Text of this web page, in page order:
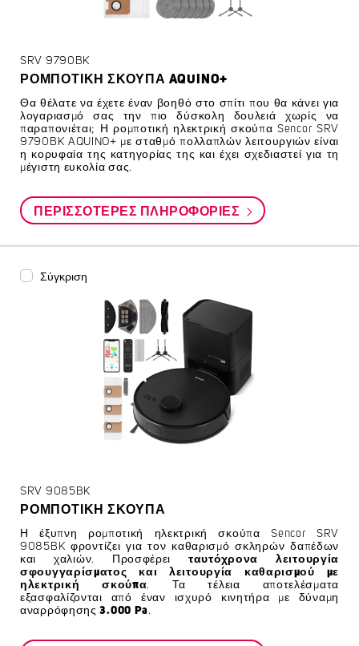
SRV 9790BK
ΡΟΜΠΟΤΙΚΉ ΣΚΟΎΠΑ AQUINO+
Θα θέλατε να έχετε έναν βοηθό στο σπίτι που θα κάνει για
λογαριασμό σας την πιο δύσκολη δουλειά χωρίς να
παραπονιέται; Η ρομποτική ηλεκτρική σκούπα Sencor SRV
9790BK AQUINO+ με σταθμό πολλαπλών λειτουργιών είναι
η κορυφαία της κατηγορίας της και έχει σχεδιαστεί για τη
μέγιστη ευκολία σας.
ΠΕΡΙΣΣΌΤΕΡΕΣ ΠΛΗΡΟΦΟΡΊΕΣ
Σύγκριση
SRV 9085BK
ΡΟΜΠΟΤΙΚΉ ΣΚΟΎΠΑ
Η έξυπνη ρομποτική ηλεκτρική σκούπα Sencor SRV
9085BK φροντίζει για τον καθαρισμό σκληρών δαπέδων
και χαλιών. Προσφέρειταυτόχρονα λειτουργία
σφουγγαρίσματος και λειτουργία καθαρισμού με
ηλεκτρική σκούπα. Τα τέλεια αποτελέσματα
εξασφαλίζονται από έναν ισχυρό κινητήρα με δύναμη
αναρρόφησης3.000 Pa.